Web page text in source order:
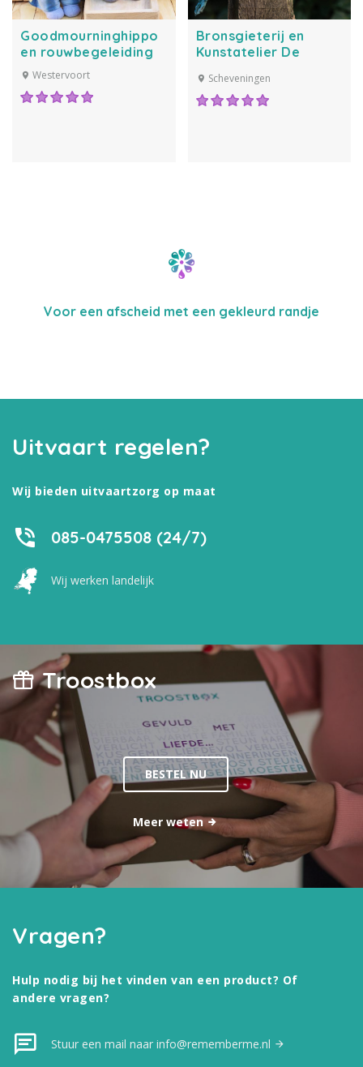
Goodmourninghippo
en rouwbegeleiding
Westervoort
Bronsgieterij en
Kunstatelier De
Scheveningen
Voor een afscheid met een gekleurd randje
Uitvaart regelen?
Wij bieden uitvaartzorg op maat
085-0475508 (24/7)
Wij werken landelijk
Troostbox
BESTEL NU
Meer weten
Vragen?
Hulp nodig bij het vinden van een product? Of
andere vragen?
Stuur een mail naar info@rememberme.nl